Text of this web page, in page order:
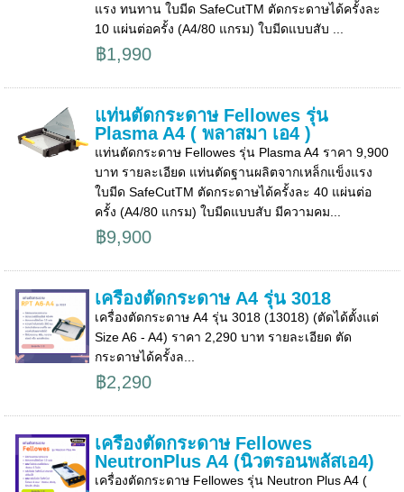
แรง ทนทาน ใบมีด SafeCutTM ตัดกระดาษได้ครั้งละ
10 แผ่นต่อครั้ง (A4/80 แกรม) ใบมีดแบบสับ ...
฿1,990
แท่นตัดกระดาษ Fellowes รุ่น
Plasma A4 ( พลาสมา เอ4 )
แท่นตัดกระดาษ Fellowes รุ่น Plasma A4 ราคา 9,900
บาท รายละเอียด แท่นตัดฐานผลิตจากเหล็กแข็งแรง
ใบมีด SafeCutTM ตัดกระดาษได้ครั้งละ 40 แผ่นต่อ
ครั้ง (A4/80 แกรม) ใบมีดแบบสับ มีความคม...
฿9,900
เครื่องตัดกระดาษ A4 รุ่น 3018
เครื่องตัดกระดาษ A4 รุ่น 3018 (13018) (ตัดได้ตั้งแต่
Size A6 - A4) ราคา 2,290 บาท รายละเอียด ตัด
กระดาษได้ครั้งล...
฿2,290
เครื่องตัดกระดาษ Fellowes
NeutronPlus A4 (นิวตรอนพลัสเอ4)
เครื่องตัดกระดาษ Fellowes รุ่น Neutron Plus A4 (